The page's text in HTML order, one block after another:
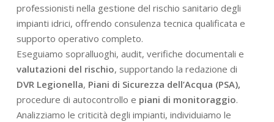
professionisti nella gestione del rischio sanitario degli
impianti idrici, offrendo consulenza tecnica qualificata e
supporto operativo completo.
Eseguiamo sopralluoghi, audit, verifiche documentali e
valutazioni del rischio, supportando la redazione di
DVR Legionella, Piani di Sicurezza dell’Acqua (PSA),
procedure di autocontrollo e piani di monitoraggio.
Analizziamo le criticità degli impianti, individuiamo le